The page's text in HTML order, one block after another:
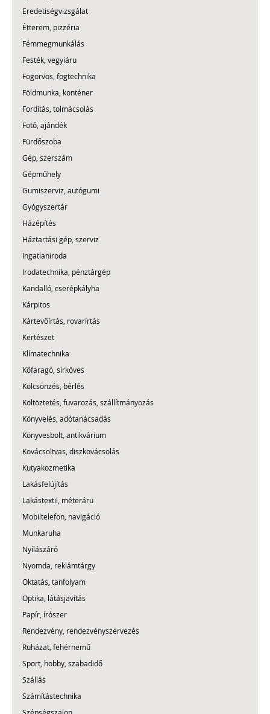
Eredetiségvizsgálat
Étterem, pizzéria
Fémmegmunkálás
Festék, vegyiáru
Fogorvos, fogtechnika
Földmunka, konténer
Fordítás, tolmácsolás
Fotó, ajándék
Fürdőszoba
Gép, szerszám
Gépműhely
Gumiszerviz, autógumi
Gyógyszertár
Házépítés
Háztartási gép, szerviz
Ingatlaniroda
Irodatechnika, pénztárgép
Kandalló, cserépkályha
Kárpitos
Kártevőírtás, rovarírtás
Kertészet
Klímatechnika
Kőfaragó, sírköves
Kölcsönzés, bérlés
Költöztetés, fuvarozás, szállítmányozás
Könyvelés, adótanácsadás
Könyvesbolt, antikvárium
Kovácsoltvas, diszkovácsolás
Kutyakozmetika
Lakásfelújítás
Lakástextil, méteráru
Mobiltelefon, navigáció
Munkaruha
Nyílászáró
Nyomda, reklámtárgy
Oktatás, tanfolyam
Optika, látásjavítás
Papír, írószer
Rendezvény, rendezvényszervezés
Ruházat, fehérnemű
Sport, hobby, szabadidő
Szállás
Számítástechnika
Szépségszalon